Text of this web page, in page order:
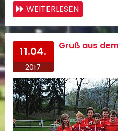
WEITERLESEN
11.04.
2017
Gruß aus